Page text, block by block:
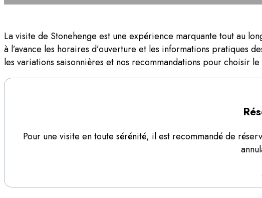
La visite de Stonehenge est une expérience marquante tout au
à l’avance les horaires d’ouverture et les informations pratiques
les variations saisonnières et nos recommandations pour choisir
Pour une visite en toute sérénité, il est recommandé de